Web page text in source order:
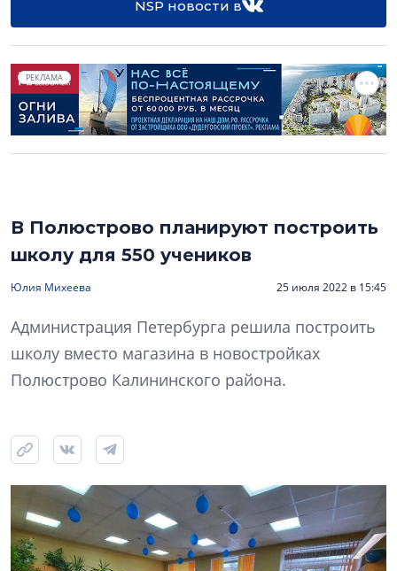
NSP новости в
РЕКЛАМА
В Полюстрово планируют построить
школу для 550 учеников
Юлия Михеева 25 июля 2022 в 15:45
Администрация Петербурга решила построить
школу вместо магазина в новостройках
Полюстрово Калининского района.